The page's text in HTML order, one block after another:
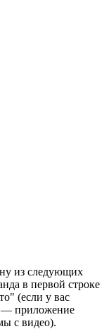
из следующих
в первой строке
(если у вас
— приложение
с видео).